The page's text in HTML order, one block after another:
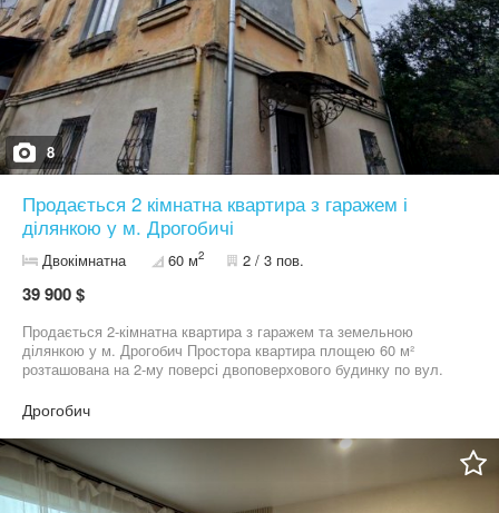
8
Продається 2 кімнатна квартира з гаражем і
ділянкою у м. Дрогобичі
Двокімнатна 60 м2 2 / 3 пов.
39 900 $
Продається 2-кімнатна квартира з гаражем та земельною
ділянкою у м. Дрогобич Простора квартира площею 60 м²
розташована на 2-му поверсі двоповерхового будинку по вул.
суміжний санвузол Жилий стан, але потребує сучасного
ремонту Опалення пічне Разом із квартирою у вартість входить
гараж та приватизована земельна ділянка Локація: спокійний
район із зручним розташуванням – поруч школи, садочки,
магазини. Це чудова можливість придбати житло з додатковими
перевагами у хорошому районі!
Дрогобич